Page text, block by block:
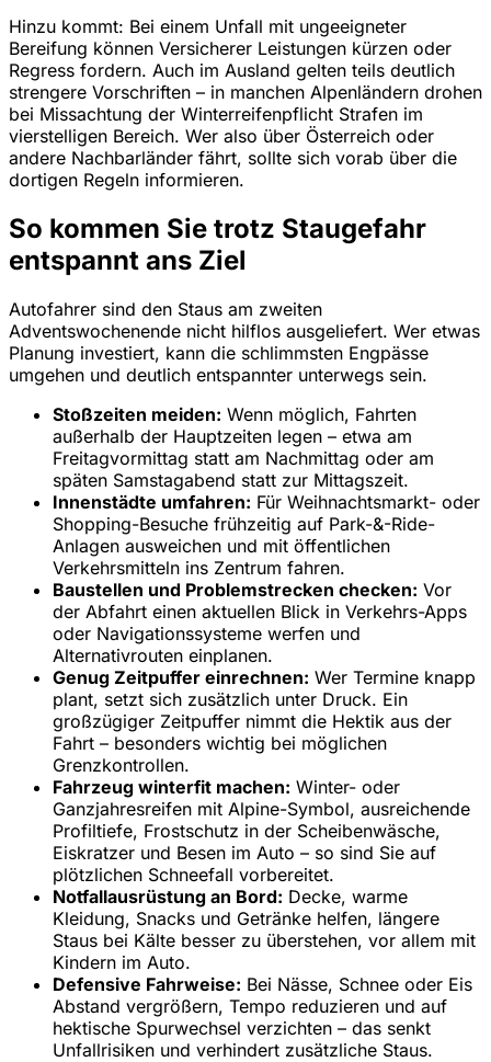
Hinzu kommt: Bei einem Unfall mit ungeeigneter
Bereifung können Versicherer Leistungen kürzen oder
Regress fordern. Auch im Ausland gelten teils deutlich
strengere Vorschriften – in manchen Alpenländern drohen
bei Missachtung der Winterreifenpflicht Strafen im
vierstelligen Bereich. Wer also über Österreich oder
andere Nachbarländer fährt, sollte sich vorab über die
dortigen Regeln informieren.
So kommen Sie trotz Staugefahr
entspannt ans Ziel
Autofahrer sind den Staus am zweiten
Adventswochenende nicht hilflos ausgeliefert. Wer etwas
Planung investiert, kann die schlimmsten Engpässe
umgehen und deutlich entspannter unterwegs sein.
Stoßzeiten meiden: Wenn möglich, Fahrten
außerhalb der Hauptzeiten legen – etwa am
Freitagvormittag statt am Nachmittag oder am
späten Samstagabend statt zur Mittagszeit.
Innenstädte umfahren: Für Weihnachtsmarkt- oder
Shopping-Besuche frühzeitig auf Park-&-Ride-
Anlagen ausweichen und mit öffentlichen
Verkehrsmitteln ins Zentrum fahren.
Baustellen und Problemstrecken checken: Vor
der Abfahrt einen aktuellen Blick in Verkehrs-Apps
oder Navigationssysteme werfen und
Alternativrouten einplanen.
Genug Zeitpuffer einrechnen: Wer Termine knapp
plant, setzt sich zusätzlich unter Druck. Ein
großzügiger Zeitpuffer nimmt die Hektik aus der
Fahrt – besonders wichtig bei möglichen
Grenzkontrollen.
Fahrzeug winterfit machen: Winter- oder
Ganzjahresreifen mit Alpine-Symbol, ausreichende
Profiltiefe, Frostschutz in der Scheibenwäsche,
Eiskratzer und Besen im Auto – so sind Sie auf
plötzlichen Schneefall vorbereitet.
Notfallausrüstung an Bord: Decke, warme
Kleidung, Snacks und Getränke helfen, längere
Staus bei Kälte besser zu überstehen, vor allem mit
Kindern im Auto.
Defensive Fahrweise: Bei Nässe, Schnee oder Eis
Abstand vergrößern, Tempo reduzieren und auf
hektische Spurwechsel verzichten – das senkt
Unfallrisiken und verhindert zusätzliche Staus.